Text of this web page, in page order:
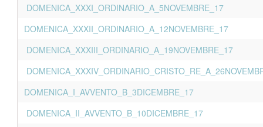
DOMENICA_XXXI_ORDINARIO_A_5NOVEMBRE_17
DOMENICA_XXXII_ORDINARIO_A_12NOVEMBRE_17
DOMENICA_XXXIII_ORDINARIO_A_19NOVEMBRE_17
DOMENICA_I_AVVENTO_B_3DICEMBRE_17
DOMENICA_II_AVVENTO_B_10DICEMBRE_17